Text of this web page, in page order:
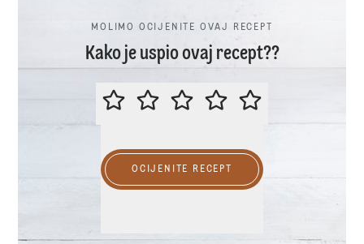
MOLIMO OCIJENITE OVAJ RECEPT
Kako je uspio ovaj recept??
MOLIMO OCIJENITE OVAJ
OCIJENITE RECEPT